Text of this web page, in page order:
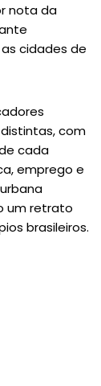
nota da
cidades de
com
cada
emprego e
um retrato
brasileiros.